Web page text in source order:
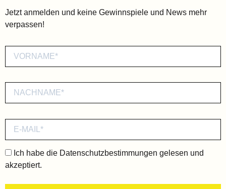
Jetzt anmelden und keine Gewinnspiele und News mehr
verpassen!
Ich habe die Datenschutzbestimmungen gelesen und
akzeptiert.